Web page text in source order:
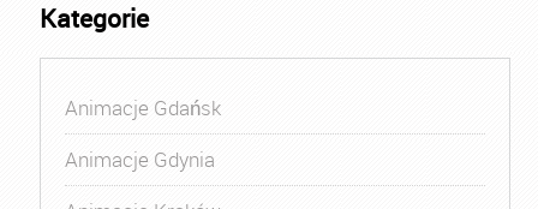
Kategorie
Animacje Gdańsk
Animacje Gdynia